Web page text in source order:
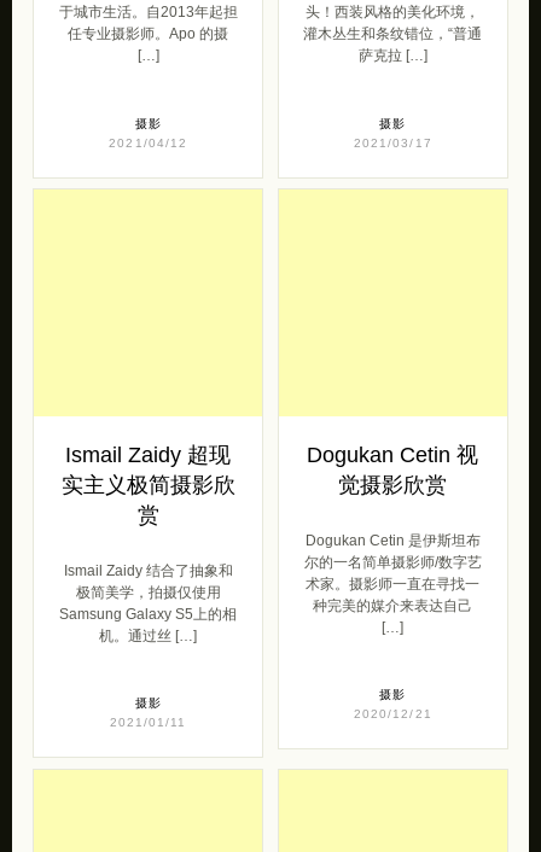
于城市生活。自2013年起担
任专业摄影师。Apo 的摄
[…]
摄影
2021/04/12
头！西装风格的美化环境，
灌木丛生和条纹错位，“普通
萨克拉 […]
摄影
2021/03/17
Ismail Zaidy 超现
实主义极简摄影欣
赏
Ismail Zaidy 结合了抽象和
极简美学，拍摄仅使用
Samsung Galaxy S5上的相
机。通过丝 […]
摄影
2021/01/11
Dogukan Cetin 视
觉摄影欣赏
Dogukan Cetin 是伊斯坦布
尔的一名简单摄影师/数字艺
术家。摄影师一直在寻找一
种完美的媒介来表达自己
[…]
摄影
2020/12/21